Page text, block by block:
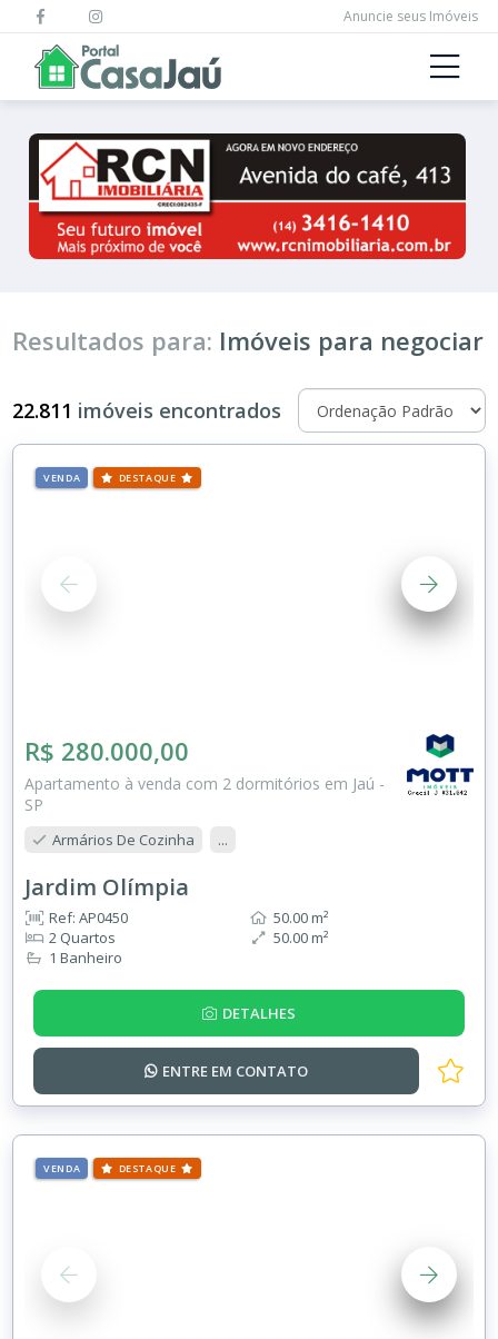
Anuncie seus Imóveis
Resultados para: Imóveis para negociar
22.811 imóveis encontrados
VENDA DESTAQUE
R$ 280.000,00
Apartamento à venda com 2 dormitórios em Jaú -
SP
Armários De Cozinha ...
Jardim Olímpia
Ref: AP0450
2 Quartos
1 Banheiro
50.00 m²
50.00 m²
DETALHES
ENTRE EM CONTATO
VENDA DESTAQUE